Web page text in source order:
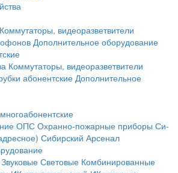
Коммутаторы, видеоразветвители
Дополнительное оборудование
Коммутаторы, видеоразветвители
абонентские Дополнительное
ОПС Охранно-пожарные приборы Си-
Сибирский Арсенал
Звуковые Световые Комбинированные